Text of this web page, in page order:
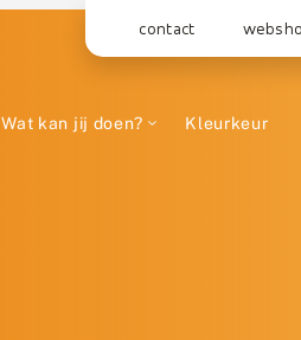
contact
Wat kan jij doen? Kleurkeur